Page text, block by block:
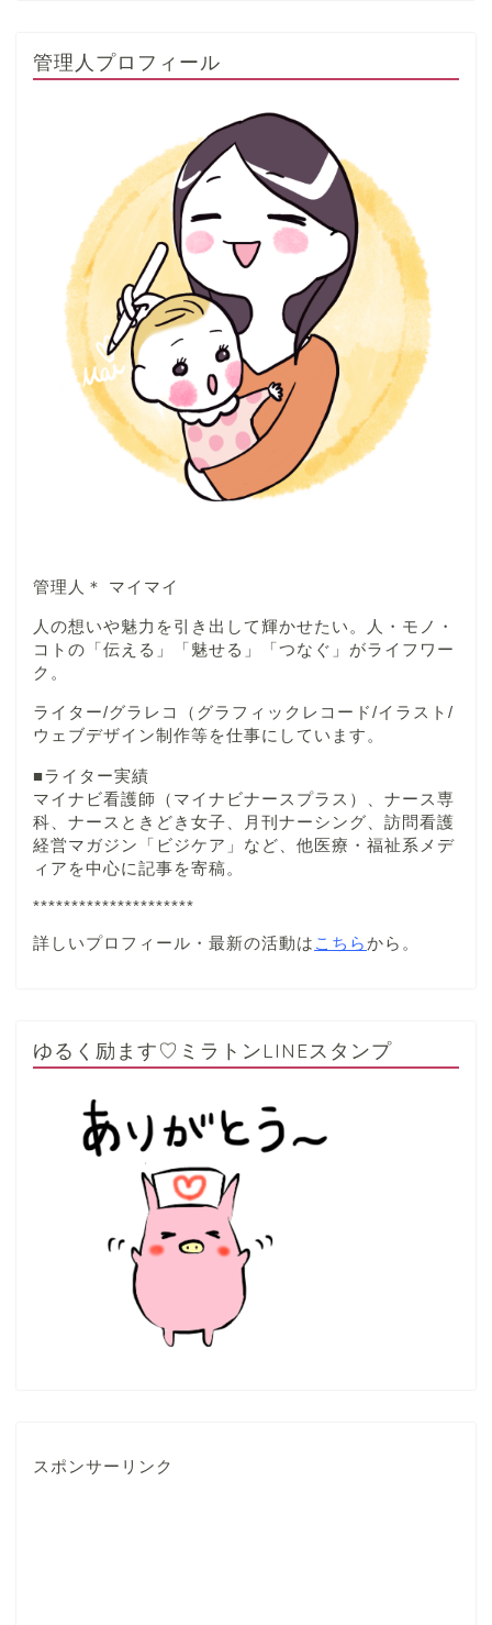
管理人プロフィール
管理人＊ マイマイ
人の想いや魅力を引き出して輝かせたい。人・モノ・
コトの「伝える」「魅せる」「つなぐ」がライフワー
ク。
ライター/グラレコ（グラフィックレコード/イラスト/
ウェブデザイン制作等を仕事にしています。
■ライター実績
マイナビ看護師（マイナビナースプラス）、ナース専
科、ナースときどき女子、月刊ナーシング、訪問看護
経営マガジン「ビジケア」など、他医療・福祉系メデ
ィアを中心に記事を寄稿。
*********************
詳しいプロフィール・最新の活動は こちらから。
ゆるく励ます♡ミラトンLINEスタンプ
スポンサーリンク